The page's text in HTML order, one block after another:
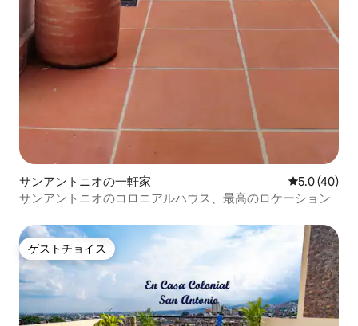
サンアントニオの一軒家 レビュー40
5.0 (40)
サンアントニオのコロニアルハウス、最高のロケーション
ゲストチョイス
ゲストチョイス